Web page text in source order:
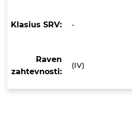
Klasius SRV: -
Raven
zahtevnosti:
(IV)